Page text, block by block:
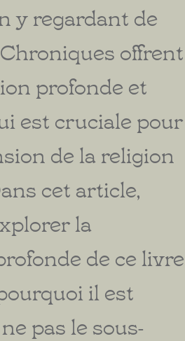
y regardant de
offrent
profonde et
est cruciale pour
de la religion
cet article,
la
de ce livre
il est
pas le sous-